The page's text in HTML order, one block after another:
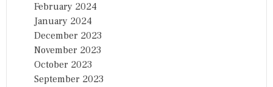
February 2024
January 2024
December 2023
November 2023
October 2023
September 2023